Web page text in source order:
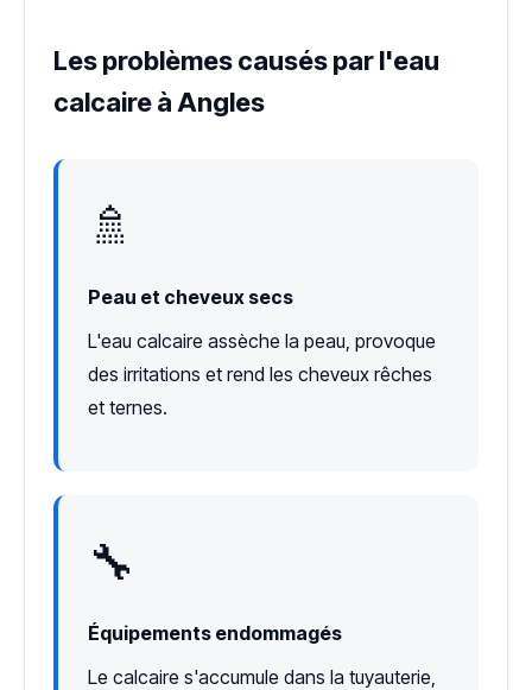
Les problèmes causés par l'eau
calcaire à Angles
🚿
Peau et cheveux secs
L'eau calcaire assèche la peau, provoque
des irritations et rend les cheveux rêches
et ternes.
🔧
Équipements endommagés
Le calcaire s'accumule dans la tuyauterie,